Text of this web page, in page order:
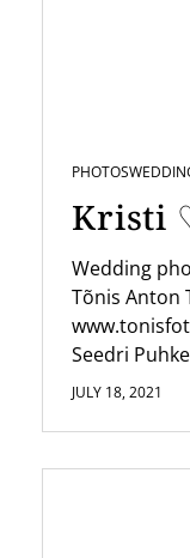
PHOTOS
Kristi
Wedding
Tõnis Anton
Seedri
JULY 18, 2021